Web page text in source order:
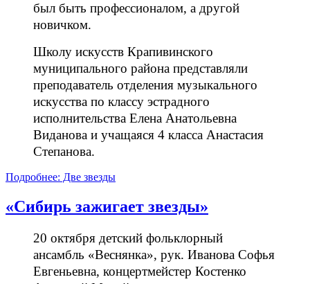
был быть профессионалом, а другой
новичком.
Школу искусств Крапивинского
муниципального района представляли
преподаватель отделения музыкального
искусства по классу эстрадного
исполнительства Елена Анатольевна
Виданова и учащаяся 4 класса Анастасия
Степанова.
Подробнее: Две звезды
«Сибирь зажигает звезды»
20 октября детский фольклорный
ансамбль «Веснянка», рук. Иванова Софья
Евгеньевна, концертмейстер Костенко